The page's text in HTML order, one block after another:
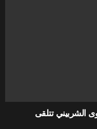
الشربيني تتلقى